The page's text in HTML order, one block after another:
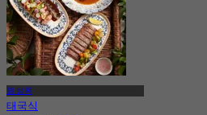
원 방콕
태국식